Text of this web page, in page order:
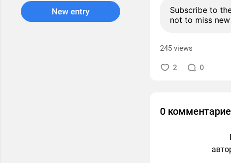
New entry
Subscribe to
not to miss
245 views
2 0
0